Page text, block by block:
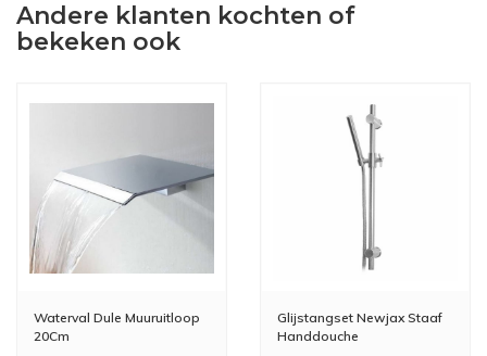
Andere klanten kochten of
bekeken ook
Waterval Dule Muuruitloop
20Cm
Glijstangset Newjax Staaf
Handdouche